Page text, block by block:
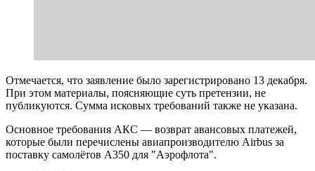
Отмечается, что заявление было зарегистрировано 13 декабря.
При этом материалы, поясняющие суть претензии, не
публикуются. Сумма исковых требований также не указана.
Основное требования АКС — возврат авансовых платежей,
которые были перечислены авиапроизводителю Airbus за
поставку самолётов А350 для "Аэрофлота".